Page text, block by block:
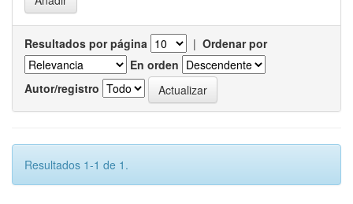
Resultados por página | Ordenar por
En orden
Autor/registro
Resultados 1-1 de 1.